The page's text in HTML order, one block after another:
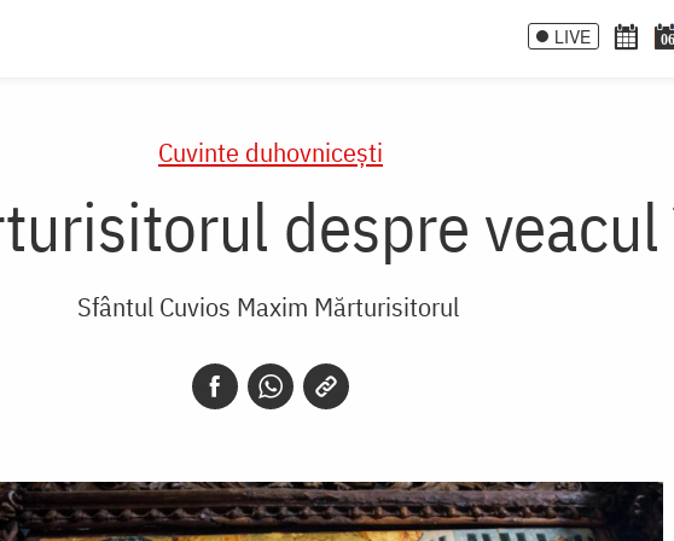
LIVE 06
Cuvinte duhovnicești
despre
Sfântul Cuvios Maxim Mărturisitorul